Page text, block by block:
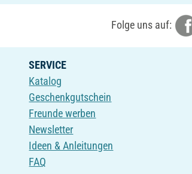
Folge uns auf:
SERVICE
Katalog
Geschenkgutschein
Freunde werben
Newsletter
Ideen & Anleitungen
FAQ